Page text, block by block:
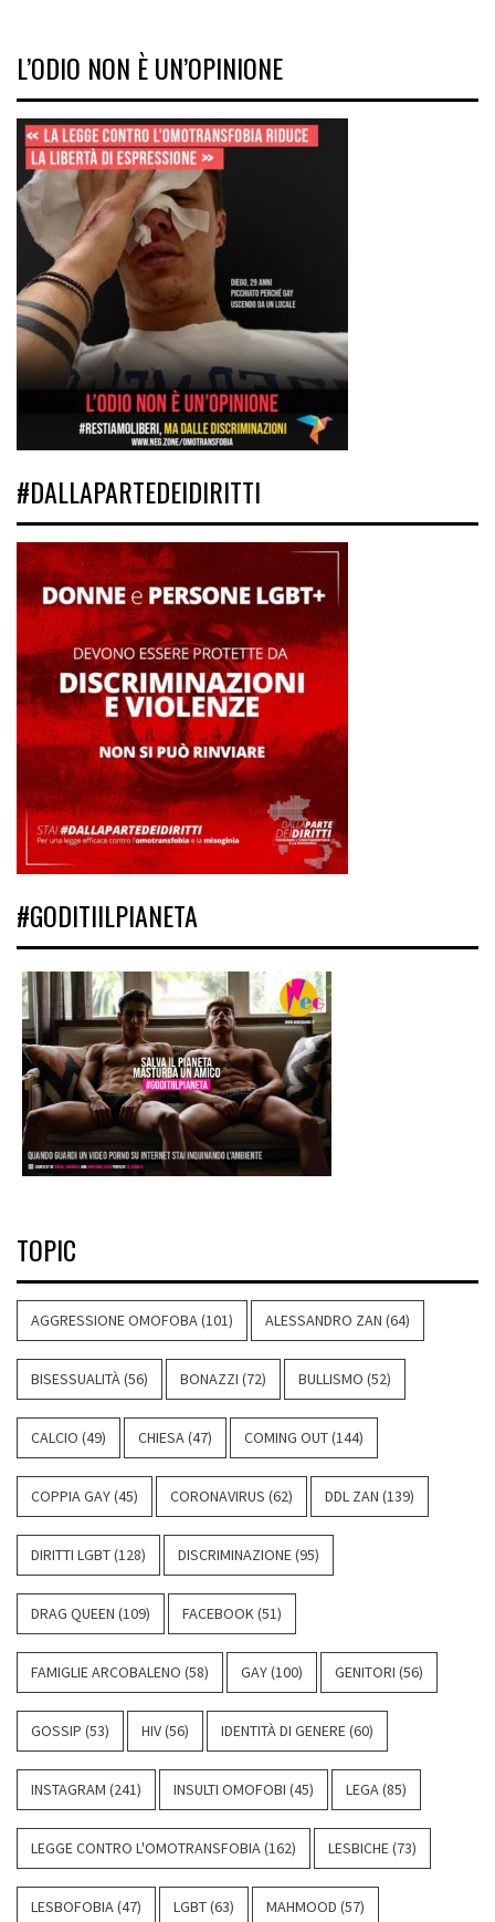
L’ODIO NON È UN’OPINIONE
#DALLAPARTEDEIDIRITTI
#GODITIILPIANETA
TOPIC
AGGRESSIONE OMOFOBA(101) ALESSANDRO ZAN (64)
BISESSUALITÀ(56) BONAZZI (72) BULLISMO (52)
CALCIO (49) CHIESA(47) COMING OUT(144)
COPPIA GAY(45) CORONAVIRUS (62) DDL ZAN (139)
DIRITTI LGBT(128) DISCRIMINAZIONE(95)
DRAG QUEEN (109) FACEBOOK(51)
FAMIGLIE ARCOBALENO (58) GAY(100) GENITORI (56)
GOSSIP (53) HIV(56) IDENTITÀ DI GENERE(60)
INSTAGRAM (241) INSULTI OMOFOBI (45) LEGA(85)
LEGGE CONTRO L'OMOTRANSFOBIA(162) LESBICHE(73)
LESBOFOBIA(47) LGBT(63) MAHMOOD (57)